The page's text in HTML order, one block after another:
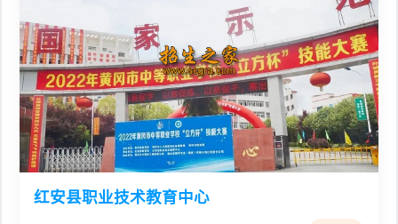
红安县职业技术教育中心